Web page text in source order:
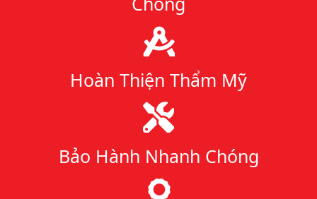
Hoàn Thiện Thẩm Mỹ
Bảo Hành Nhanh Chóng